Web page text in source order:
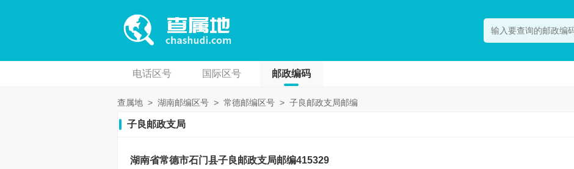
电话区号 国际区号 邮政编码
查属地 > 湖南邮编区号 > 常德邮编区号 > 子良邮政支局邮编
子良邮政支局
湖南省常德市石门县子良邮政支局邮编415329